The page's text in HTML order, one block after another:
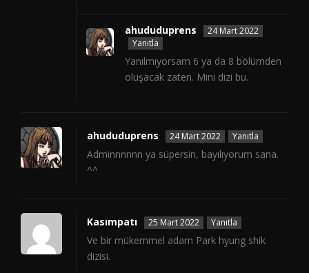
ahududuprens
24 Mart 2022
Yanıtla
Yanılmıyorsam 6 ya da 8 bölümden
oluşacak zaten. Mini dizi bu.
ahududuprens 24 Mart 2022 Yanıtla
Adminnnnnn ya süpersin, bayılıyorum sana.
^^
Kasımpatı 25 Mart 2022 Yanıtla
Ve bir mükemmel adam Park hyung shik
dizisi.